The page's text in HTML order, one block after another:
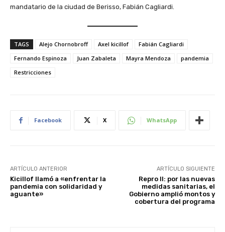
mandatario de la ciudad de Berisso, Fabián Cagliardi.
TAGS Alejo Chornobroff Axel kicillof
Fabián Cagliardi
Fernando Espinoza
Juan Zabaleta Mayra Mendoza
pandemia
Restricciones
Facebook X WhatsApp
ARTÍCULO ANTERIOR
Kicillof llamó a «enfrentar la
pandemia con solidaridad y
aguante»
ARTÍCULO SIGUIENTE
Repro II: por las nuevas
medidas sanitarias, el
Gobierno amplió montos y
cobertura del programa